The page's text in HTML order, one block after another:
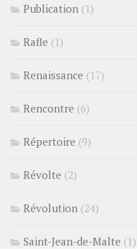
Publication (1)
Rafle (1)
Renaissance (17)
Rencontre (6)
Répertoire (9)
Révolte (2)
Révolution (24)
Saint-Jean-de-Malte (1)